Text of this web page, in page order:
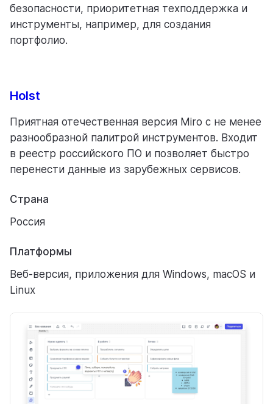
безопасности, приоритетная техподдержка и
инструменты, например, для создания
портфолио.
и техподдержка
Holst
Приятная отечественная версия Miro с не менее
разнообразной палитрой инструментов. Входит
в реестр российского ПО и позволяет быстро
перенести данные из зарубежных сервисов.
Страна
Россия
Платформы
Веб-версия, приложения для Windows, macOS и
Linux